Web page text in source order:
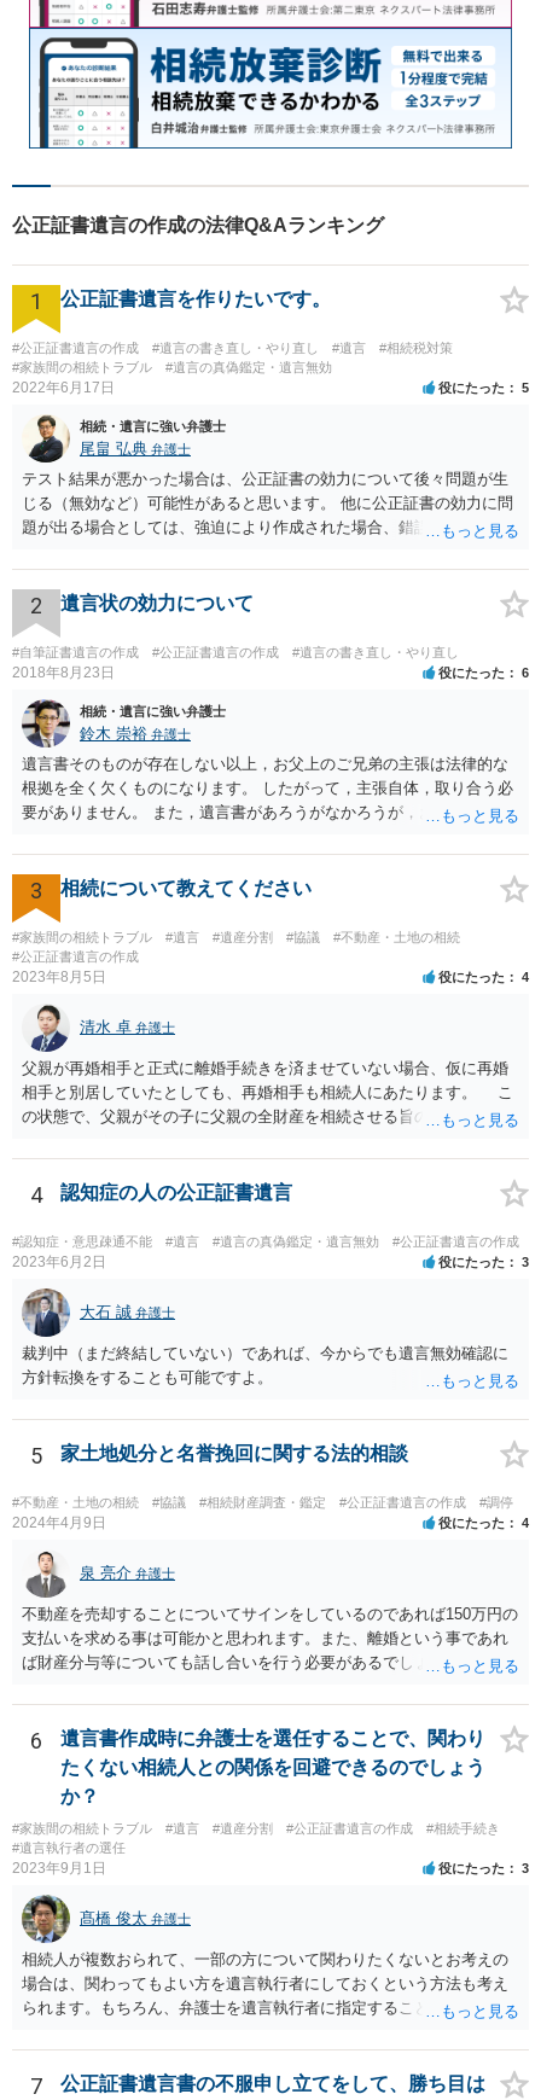
公正証書遺言の作成の法律Q&Aランキング
1 公正証書遺言を作りたいです。
#公正証書遺言の作成 #遺言の書き直し・やり直し #遺言
#相続税対策
#家族間の相続トラブル
#遺言の真偽鑑定・遺言無効
2022年6月17日 役にたった 5
相続・遺言に強い弁護士
尾畠 弘典 弁護士
テスト結果が悪かった場合は、公正証書の効力について後々問題が生
じる（無効など）可能性があると思います。 他に公正証書の効力に問
題が出る場合としては、強迫により作成された場合、錯誤（勘違い）
すが、弁護士に作成を依頼する場合は、１０～数十万円程度になるケ
ースが多いと思います。 報酬体系は、弁護士ごとに異なりますので一
律の基準はありません。
2 遺言状の効力について
#自筆証書遺言の作成 #公正証書遺言の作成 #遺言の書き直し・やり直し
2018年8月23日 役にたった 6
相続・遺言に強い弁護士
鈴木 崇裕 弁護士
遺言書そのものが存在しない以上，お父上のご兄弟の主張は法律的な
根拠を全く欠くものになります。 したがって，主張自体，取り合う必
要がありません。 また，遺言書があろうがなかろうが，お父上のご兄
ご回答にもありますが， 代理人弁護士をたてて，その弁護士から相手
方に対して， ・相続に関する主張は法的根拠がなく，一切応じないこ
と ・今後一切の連絡をしてこないでほしいこと ・連絡を継続してくる
ようであれば警察への通報や法的措置も辞さないこと などを記載した
書面を発送してもらうことがよろしいように思います。
3 相続について教えてください
#家族間の相続トラブル #遺言 #遺産分割 #協議
#不動産・土地の相続
#公正証書遺言の作成
2023年8月5日 役にたった 4
清水 卓 弁護士
父親が再婚相手と正式に離婚手続きを済ませていない場合、仮に再婚
相手と別居していたとしても、再婚相手も相続人にあたります。 こ
の状態で、父親がその子に父親の全財産を相続させる旨の公正証書遺
が、再婚相手の遺留分を侵害しているため、再婚相手から相続人
（子）に対して遺留分侵害額請求権が行使される可能性があります。
の地域等の弁護士に直接相談してみるのが望ましいように思います。
【参考】民法 （遺留分侵害額の請求） 第千四十六条 遺留分権利者及
びその承継人は、受遺者（特定財産承継遺言により財産を承継し又は
相続分の指定を受けた相続人を含む。以下この章において同じ。）又
は受贈者に対し、遺留分侵害額に相当する金銭の支払を請求すること
ができる。
4 認知症の人の公正証書遺言
#認知症・意思疎通不能 #遺言 #遺言の真偽鑑定・遺言無効 #公正証書遺言の作成
2023年6月2日 役にたった 3
大石 誠 弁護士
裁判中（まだ終結していない）であれば、今からでも遺言無効確認に
方針転換をすることも可能ですよ。
5 家土地処分と名誉挽回に関する法的相談
#不動産・土地の相続 #協議 #相続財産調査・鑑定 #公正証書遺言の作成 #調停
2024年4月9日 役にたった 4
泉 亮介 弁護士
不動産を売却することについてサインをしているのであれば150万円の
支払いを求める事は可能かと思われます。また、離婚という事であれ
ば財産分与等についても話し合いを行う必要があるでしょう。 細かい
士事務所へご相談されると良いでしょう。
6
遺言書作成時に弁護士を選任することで、関わり
たくない相続人との関係を回避できるのでしょう
か？
#家族間の相続トラブル #遺言 #遺産分割 #公正証書遺言の作成
#相続手続き
#遺言執行者の選任
2023年9月1日 役にたった 3
髙橋 俊太 弁護士
相続人が複数おられて、一部の方について関わりたくないとお考えの
場合は、関わってもよい方を遺言執行者にしておくという方法も考え
られます。もちろん、弁護士を遺言執行者に指定することもできます
方に再委任の権限を付与しておくという方法もあります。 一度、弁護
士に直接ご相談されることをお勧めいたします。
7
公正証書遺言書の不服申し立てをして、勝ち目は